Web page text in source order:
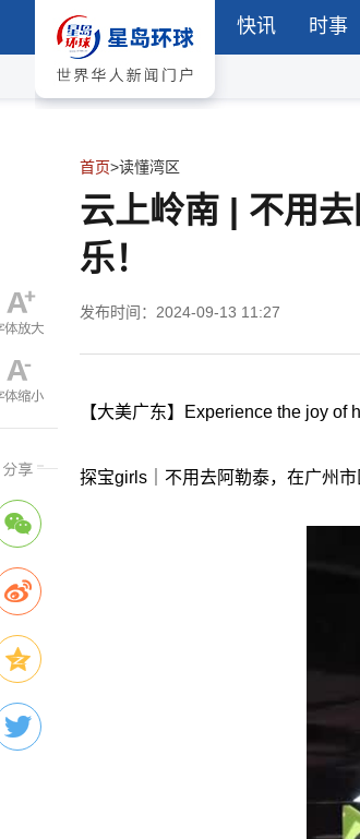
快讯 时事
首页>读懂湾区
云上岭南 | 不用
乐！
发布时间：2024-09-13 11:27
【大美广东】Experience the joy
探宝girls｜不用去阿勒泰，在广州市